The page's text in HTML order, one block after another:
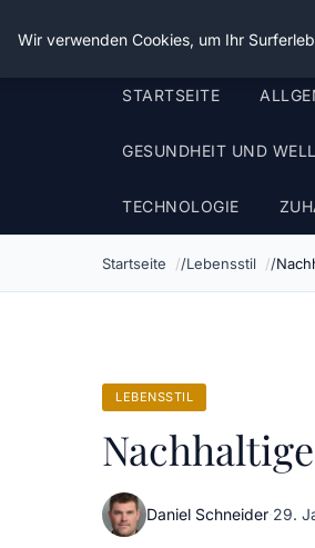
Die Schnitter
STARTSEITE
GESUNDHEIT UND
TECHNOLOGIE
Startseite Lebensstil
LEBENSSTIL
Daniel Schneider·29.
Wir verwenden Cookies, um Ihr